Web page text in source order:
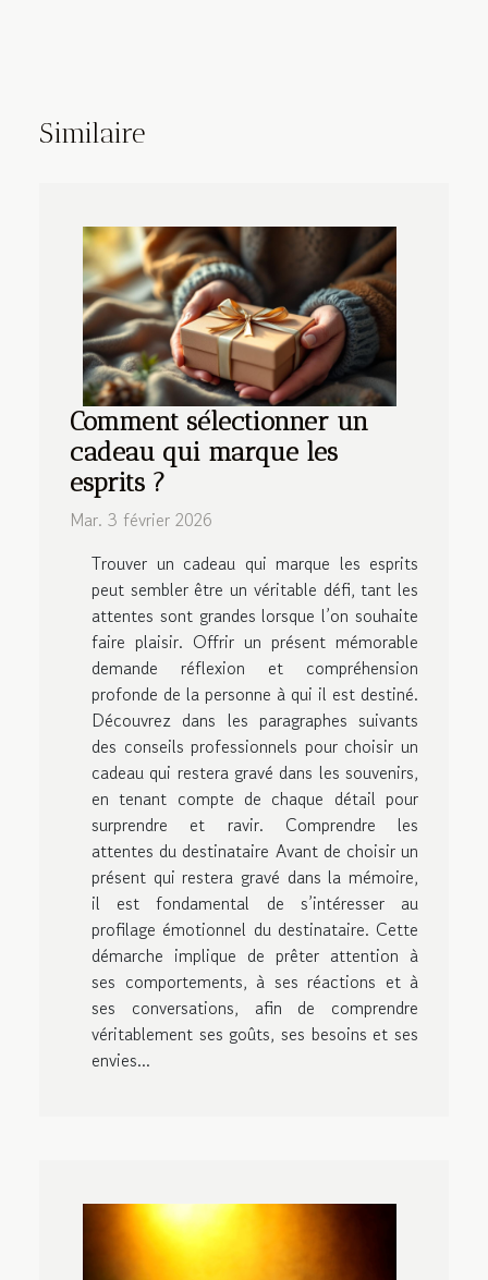
Similaire
Comment sélectionner un
cadeau qui marque les
esprits ?
Mar. 3 février 2026
Trouver un cadeau qui marque les esprits
peut sembler être un véritable défi, tant les
attentes sont grandes lorsque l’on souhaite
faire plaisir. Offrir un présent mémorable
demande réflexion et compréhension
profonde de la personne à qui il est destiné.
Découvrez dans les paragraphes suivants
des conseils professionnels pour choisir un
cadeau qui restera gravé dans les souvenirs,
en tenant compte de chaque détail pour
surprendre et ravir. Comprendre les
attentes du destinataire Avant de choisir un
présent qui restera gravé dans la mémoire,
il est fondamental de s’intéresser au
profilage émotionnel du destinataire. Cette
démarche implique de prêter attention à
ses comportements, à ses réactions et à
ses conversations, afin de comprendre
véritablement ses goûts, ses besoins et ses
envies...